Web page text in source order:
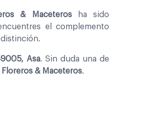
& Maceterosha sido
el complemento
Asa. Sin duda una de
Floreros & Maceteros.